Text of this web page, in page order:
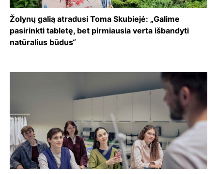
Žolynų galią atradusi Toma Skubiejė: „Galime
pasirinkti tabletę, bet pirmiausia verta išbandyti
natūralius būdus“